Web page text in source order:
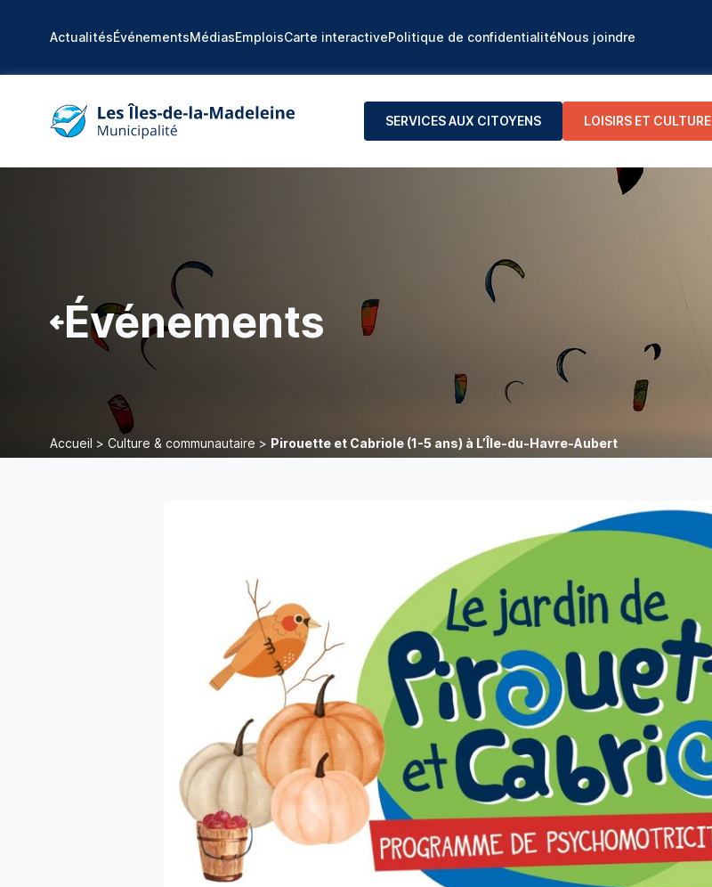
ActualitésÉvénementsMédiasEmploisCarte interactivePolitique de confidentialitéNous joindre
SERVICES AUX CITOYENS LOISIRS ET CULTURE
Événements
Accueil > Culture & communautaire > Pirouette et Cabriole (1-5 ans) à L’Île-du-Havre-Aubert